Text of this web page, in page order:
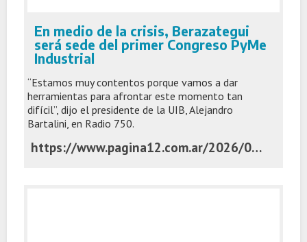
En medio de la crisis, Berazategui
será sede del primer Congreso PyMe
Industrial
“Estamos muy contentos porque vamos a dar
herramientas para afrontar este momento tan
difícil”, dijo el presidente de la UIB, Alejandro
Bartalini, en Radio 750.
https://www.pagina12.com.ar/2026/06/02/en-medio-de-la-crisis-berazategui-sera-sede-del-primer-congreso-pyme-industrial/